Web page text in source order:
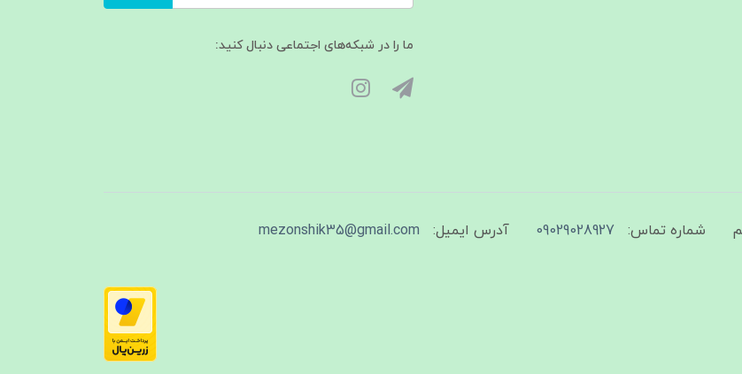
ما را در شبکه‌های اجتماعی دنبال کنید:
شماره تماس: 09029028927 آدرس ایمیل: mezonshik35@gmail.com